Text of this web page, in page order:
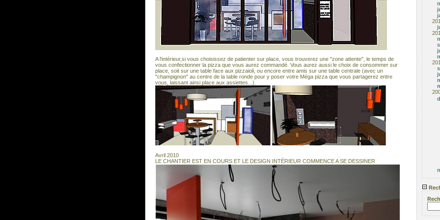
A l'intérieur,si vous choisissez de patienter sur place, vous trouverez une "zone attente", le temps de
vous confectionner la pizza que vous aurez commandé. Vous aurez aussi le choix de consommer sur
place, soit sur une table face aux pizzaioli, ou encore entre amis sur une table centrale (avec un
"champignon" au centre de la table ronde pour y poser votre Méga pizza que vous partagerez entre
vous, laissant ainsi place aux assiettes...).
Avril 2010
LE CHANTIER EST EN COURS ET LE DESIGN INTÉRIEUR COMMENCE A SE DESSINER